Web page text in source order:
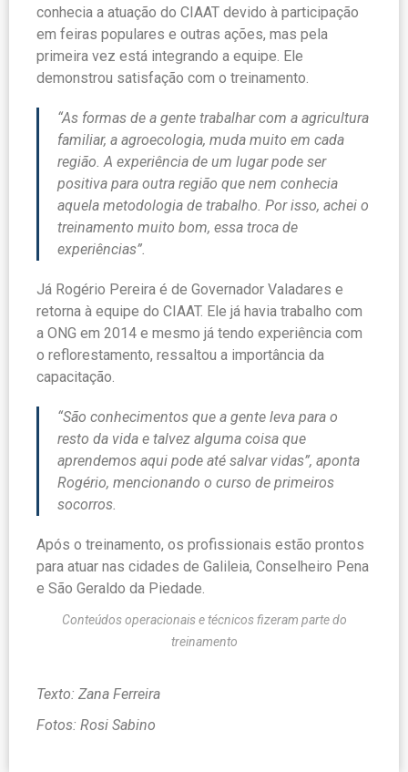
conhecia a atuação do CIAAT devido à participação
em feiras populares e outras ações, mas pela
primeira vez está integrando a equipe. Ele
demonstrou satisfação com o treinamento.
“As formas de a gente trabalhar com a agricultura
familiar, a agroecologia, muda muito em cada
região. A experiência de um lugar pode ser
positiva para outra região que nem conhecia
aquela metodologia de trabalho. Por isso, achei o
treinamento muito bom, essa troca de
experiências”.
Já Rogério Pereira é de Governador Valadares e
retorna à equipe do CIAAT. Ele já havia trabalho com
a ONG em 2014 e mesmo já tendo experiência com
o reflorestamento, ressaltou a importância da
capacitação.
“São conhecimentos que a gente leva para o
resto da vida e talvez alguma coisa que
aprendemos aqui pode até salvar vidas”, aponta
Rogério, mencionando o curso de primeiros
socorros.
Após o treinamento, os profissionais estão prontos
para atuar nas cidades de Galileia, Conselheiro Pena
e São Geraldo da Piedade.
Conteúdos operacionais e técnicos fizeram parte do
treinamento
Texto: Zana Ferreira
Fotos: Rosi Sabino